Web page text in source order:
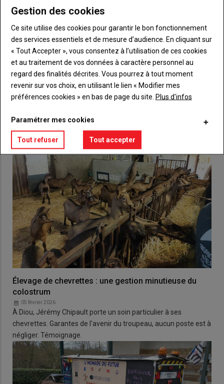
compte pour accéder à tout {nom-site}.
Lien Créez un compte
VOUS AIMEREZ AUSSI
Élevage de chevrettes : une gestion minutieuse du
colostrum
05 février 2026
À Diou, Jérémy Chipault porte un soin particulier à ses
chevrettes. Garantes de l'avenir du troupeau, aucun poste est à
négliger. Témoignage.
Gestion des cookies
Ce site utilise des cookies pour garantir le bon fonctionnement
des services essentiels et de mesure d’audience. En cliquant sur
« Tout Accepter », vous consentez à l’utilisation de ces cookies
et au traitement de vos données à caractère personnel au
regard des finalités décrites. Vous pourrez à tout moment
revenir sur vos choix, en utilisant le lien « Modifier mes
préférences cookies » en bas de page du site. Plus d'infos
Paramétrer mes cookies
Tout refuser Tout accepter